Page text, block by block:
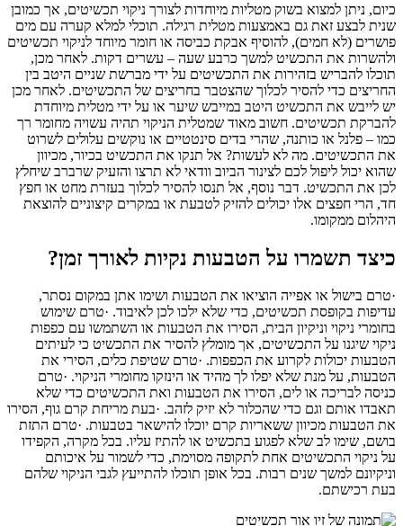
כיום, ניתן למצוא בשוק מטליות מיוחדות לצורך ניקוי תכשיטים, אך כמובן
שנית לבצע זאת גם באמצעות מטלית רגילה. תוכלי למלא קערה עם מים
פושרים (לא חמים), להוסיף אבקת כביסה או חומר מיוחד לניקוי תכשיטים
ולהשרות את התכשיט למשך כרבע שעה – עשרים דקות. לאחר מכן,
תוכלו להבריש בזהירות את התכשיטים על ידי מברשת שניים היטב בין
החריצים כדי להסיר לכלוך שהצטבר בחריצים של התכשיטים. לאחר מכן
יש לייבש את התכשיט היטב במייבש שיער או על ידי מטלית מיוחדת
להברקת תכשיטים. חשוב מאוד שמטלית הניקוי תהיה עשויה מחומר רך
כמו – פלנל או כותנה, שהרי בדים סינטטיים או נוקשים עלולים לשרוט
את התכשיטים. מה לא לעשות? אל תנקו את התכשיט בכיור, מכיוון
שהוא יכול ליפול לכם לצינור הביוב וודאי לא תרצו והזעיק שרברב שיחלץ
לכן את התכשיט. דבר נוסף, אל תנסו להסיר לכלוך בעזרת מחט או חפץ
חד, הרי חפצים אלו יכולים להזיק לטבעת או במקרים קיצוניים להוצאת
היהלום ממקומו.
כיצד תשמרו על הטבעות נקיות לאורך זמן?
·טרם בישול או אפייה הוציאו את הטבעות ושימו אתן במקום נסתר,
עדיפות בקופסת תכשיטים, כדי שלא ילכו לכן לאיבוד. ·טרם שימוש
בחומרי ניקוי וניקיון הבית, הסירו את הטבעות או השתמשו עם כפפות
ניקוי שיגנו על התכשיטים, אך מומלץ להסיר את התכשיט כי לעיתים
הטבעות יכולות לקרוע את הכפפות. ·טרם שטיפת כלים, הסירי את
הטבעות, על מנת שלא יפלו לך מהיד או הינזקו מחומרי הניקוי. ·טרם
כניסה לבריכה או לים, הסירו את הטבעות ואת התכשיטים כדי שלא
תאבדו אותם וגם כדי שהכלור לא יזיק לזהב. ·בעת מריחת קרם גוף, הסירו
את הטבעות מכיוון ששאריות קרם יוכלו להישאר בטבעות. ·טרם התזת
בושם, שימו לב שלא לפגוע בתכשיט או להתיז עליו. בכל מקרה, הקפידו
על ניקוי התכשיטים אחת לתקופה מסוימת, כדי לשמור על איכותם
וניקיונם למשך שנים רבות. בכל אופן תוכלו להתייעץ לגבי הניקוי שלהם
בעת רכישתם.